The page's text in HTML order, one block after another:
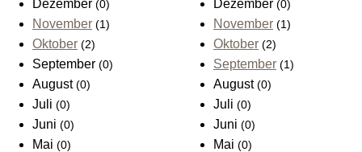
Dezember (0)
November (1)
Oktober (2)
September (0)
August (0)
Juli (0)
Juni (0)
Mai (0)
Dezember(0)
November (1)
Oktober (2)
September (1)
August(0)
Juli(0)
Juni(0)
Mai(0)